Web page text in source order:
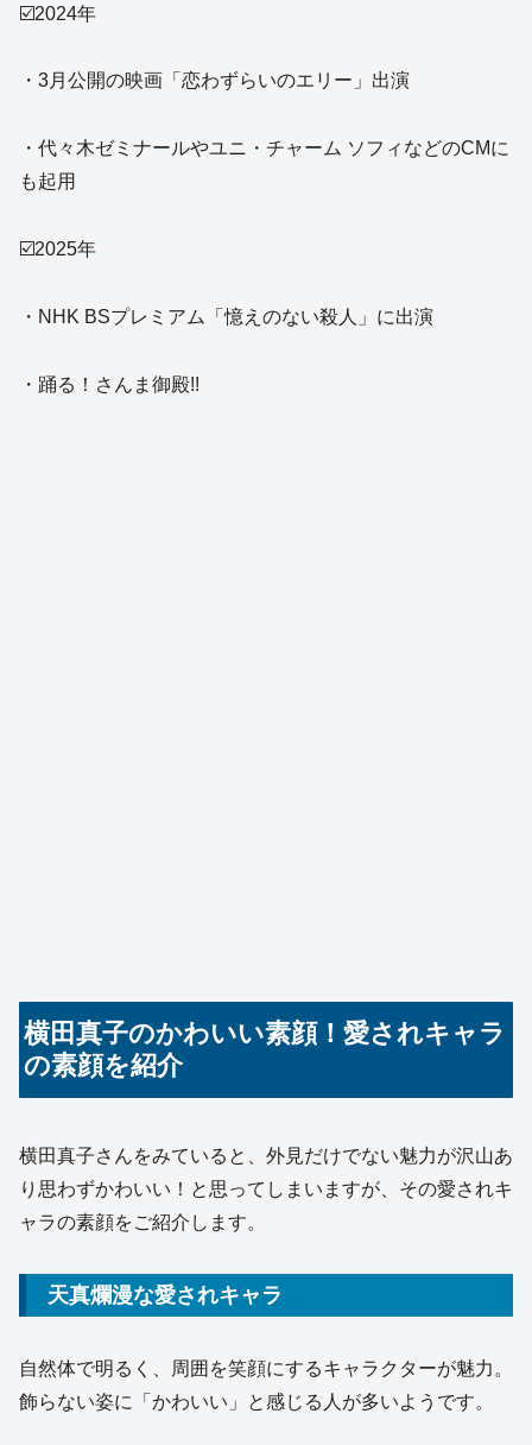
☑️2024年
・3月公開の映画「恋わずらいのエリー」出演
・代々木ゼミナールやユニ・チャーム ソフィなどのCMに
も起用
☑️2025年
・NHK BSプレミアム「憶えのない殺人」に出演
・踊る！さんま御殿!!
横田真子のかわいい素顔！愛されキャラ
の素顔を紹介
横田真子さんをみていると、外見だけでない魅力が沢山あ
り思わずかわいい！と思ってしまいますが、その愛されキ
ャラの素顔をご紹介します。
天真爛漫な愛されキャラ
自然体で明るく、周囲を笑顔にするキャラクターが魅力。
飾らない姿に「かわいい」と感じる人が多いようです。